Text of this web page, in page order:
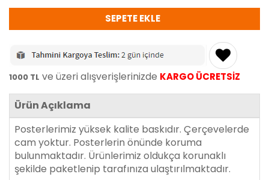
SEPETE EKLE
1000 TL ve üzeri alışverişlerinizde KARGO ÜCRETSİZ
Ürün Açıklama
Posterlerimiz yüksek kalite baskıdır. Çerçevelerde
cam yoktur. Posterlerin önünde koruma
bulunmaktadır. Ürünlerimiz oldukça korunaklı
şekilde paketlenip tarafınıza ulaştırılmaktadır.